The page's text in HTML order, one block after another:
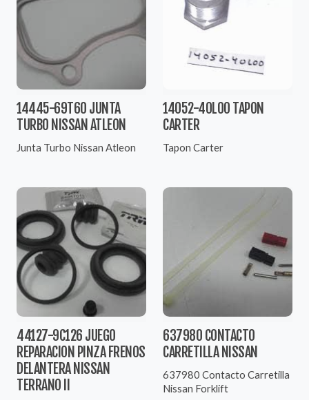
14445-69T60 JUNTA
TURBO NISSAN ATLEON
Junta Turbo Nissan Atleon
14052-40L00 TAPON
CARTER
Tapon Carter
44127-9C126 JUEGO
REPARACION PINZA FRENOS
DELANTERA NISSAN
TERRANO II
637980 CONTACTO
CARRETILLA NISSAN
637980 Contacto Carretilla
Nissan Forklift